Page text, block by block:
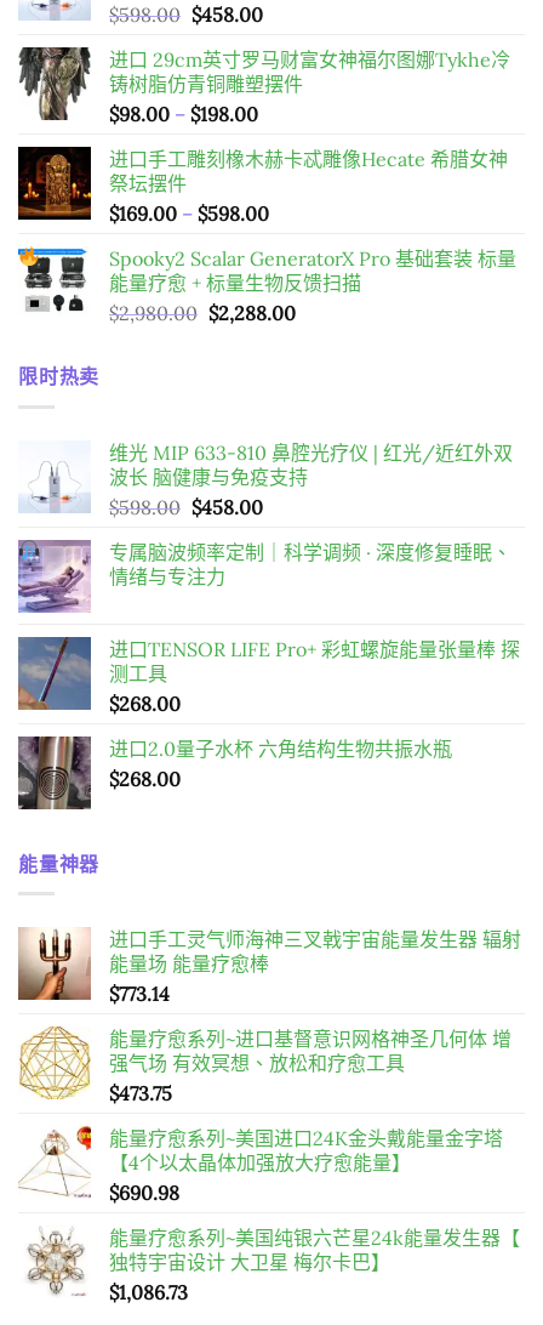
$598.00 原
價
格：
$598.00。
$458.00目
價
格：
进口 29cm英寸罗马财富女神福尔图娜Tykhe冷
铸树脂仿青铜雕塑摆件
$98.00 – $198.00價
範
$98.00
$198.00
进口手工雕刻橡木赫卡忒雕像Hecate 希腊女神
祭坛摆件
$169.00 – $598.00價
範
圍：
$169.00
Spooky2 Scalar GeneratorX Pro 基础套装 标量
能量疗愈 + 标量生物反馈扫描
$2,980.00 原
$2,288.00目
限时热卖
维光 MIP 633-810 鼻腔光疗仪 | 红光/近红外双
波长 脑健康与免疫支持
$598.00 原
價
格：
$458.00目
價
专属脑波频率定制｜科学调频 · 深度修复睡眠、
情绪与专注力
进口TENSOR LIFE Pro+ 彩虹螺旋能量张量棒 探
测工具
$268.00
进口2.0量子水杯 六角结构生物共振水瓶
$268.00
能量神器
进口手工灵气师海神三叉戟宇宙能量发生器 辐射
能量场 能量疗愈棒
$773.14
能量疗愈系列~进口基督意识网格神圣几何体 增
强气场 有效冥想、放松和疗愈工具
$473.75
能量疗愈系列~美国进口24K金头戴能量金字塔
【4个以太晶体加强放大疗愈能量】
$690.98
能量疗愈系列~美国纯银六芒星24k能量发生器【
独特宇宙设计 大卫星 梅尔卡巴】
$1,086.73